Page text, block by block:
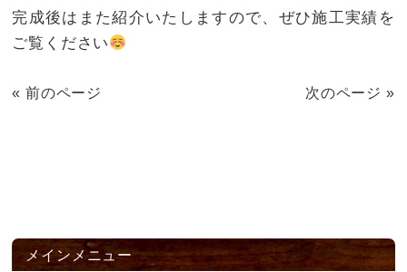
完成後はまた紹介いたしますので、ぜひ施工実績を
ご覧ください
« 前のページ 次のページ »
メインメニュー